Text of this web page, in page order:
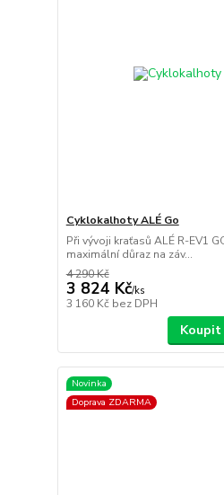
Cyklokalhoty ALÉ Go
Při vývoji kraťasů ALÉ R-EV1
maximální důraz na záv...
4 290 Kč
3 824 Kč/ks
3 160 Kč bez DPH
Koupit
Novinka
Doprava ZDARMA